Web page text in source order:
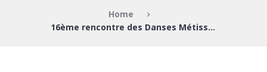
Home
16ème rencontre des Danses Métisses ...